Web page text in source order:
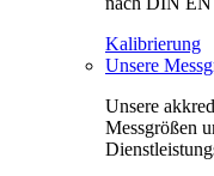
Kalibrierung
Unsere
Unsere
Messgrößen